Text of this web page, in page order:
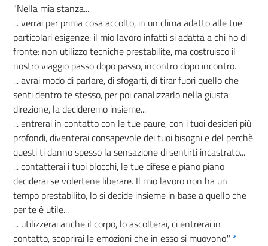
"Nella mia stanza...
... verrai per prima cosa accolto, in un clima adatto alle tue
particolari esigenze: il mio lavoro infatti si adatta a chi ho di
fronte: non utilizzo tecniche prestabilite, ma costruisco il
nostro viaggio passo dopo passo, incontro dopo incontro.
... avrai modo di parlare, di sfogarti, di tirar fuori quello che
senti dentro te stesso, per poi canalizzarlo nella giusta
direzione, la decideremo insieme...
... entrerai in contatto con le tue paure, con i tuoi desideri più
profondi, diventerai consapevole dei tuoi bisogni e del perchè
questi ti danno spesso la sensazione di sentirti incastrato...
... contatterai i tuoi blocchi, le tue difese e piano piano
deciderai se volertene liberare. Il mio lavoro non ha un
tempo prestabilito, lo si decide insieme in base a quello che
per te è utile...
... utilizzerai anche il corpo, lo ascolterai, ci entrerai in
contatto, scoprirai le emozioni che in esso si muovono." *